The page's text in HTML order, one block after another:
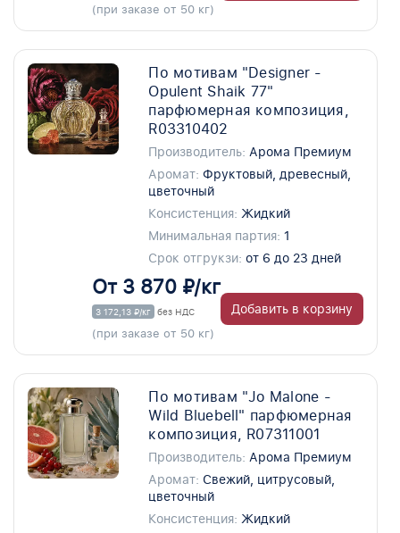
(при заказе от 50 кг)
По мотивам "Designer -
Opulent Shaik 77"
парфюмерная композиция,
R03310402
Производитель: Арома Премиум
Аромат: Фруктовый, древесный,
цветочный
Консистенция: Жидкий
Минимальная партия: 1
Срок отгрукзи: от 6 до 23 дней
От 3 870 ₽/кг
3 172,13 ₽/кг без НДС
(при заказе от 50 кг)
Добавить в корзину
По мотивам "Jo Malone -
Wild Bluebell" парфюмерная
композиция, R07311001
Производитель: Арома Премиум
Аромат: Свежий, цитрусовый,
цветочный
Консистенция: Жидкий